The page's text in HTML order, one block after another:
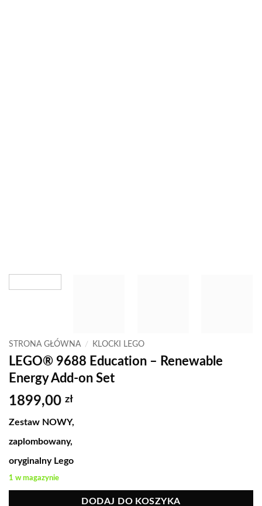
STRONA GŁÓWNA / KLOCKI LEGO
LEGO® 9688 Education – Renewable
Energy Add-on Set
1899,00 zł
Zestaw NOWY,
zaplombowany,
oryginalny Lego
1 w magazynie
DODAJ DO KOSZYKA